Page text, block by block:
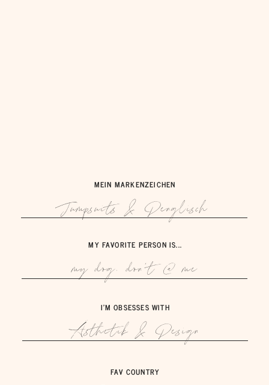
MEIN MARKENZEICHEN
Jumpsuits & Denglisch
MY FAVORITE PERSON IS...
my dog. don't @ me
I'M OBSESSES WITH
Ästhetik & Design
FAV COUNTRY